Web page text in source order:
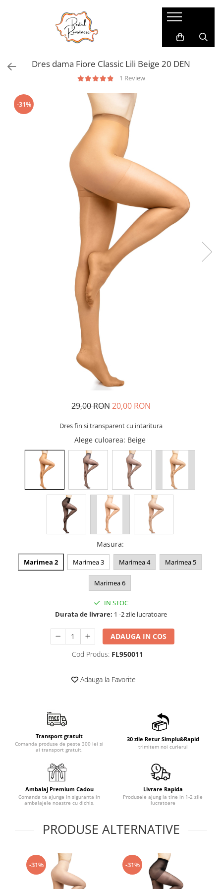
Pijamale Dama Marimi Mari
Pijamale Baieti
Pijamale Fetite
Imbracaminte copii
Imbracaminte Baieti
Dres dama Fiore Classic Lili Beige 20 DEN
1 Review
-31%
29,00 RON20,00 RON
Dres fin si transparent cu intaritura
Alege culoarea: Beige
Masura:
Marimea 2 Marimea 3 Marimea 4 Marimea 5
Marimea 6
IN STOC
Durata de livrare: 1 -2 zile lucratoare
ADAUGA IN COS
Cod Produs: FL950011
Adauga la Favorite
Transport gratuit
Comanda produse de peste 300 lei si
ai transport gratuit.
30 zile Retur Simplu&Rapid
trimitem noi curierul
Ambalaj Premium Cadou
Comanda ta ajunge in siguranta in
ambalajele noastre cu dichis.
Livrare Rapida
Produsele ajung la tine in 1-2 zile
lucratoare
PRODUSE ALTERNATIVE
-31% -31%